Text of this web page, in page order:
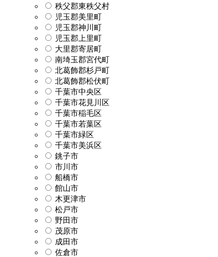
秩父郡東秩父村
児玉郡美里町
児玉郡神川町
児玉郡上里町
大里郡寄居町
南埼玉郡宮代町
北葛飾郡杉戸町
北葛飾郡松伏町
千葉市中央区
千葉市花見川区
千葉市稲毛区
千葉市若葉区
千葉市緑区
千葉市美浜区
銚子市
市川市
船橋市
館山市
木更津市
松戸市
野田市
茂原市
成田市
佐倉市